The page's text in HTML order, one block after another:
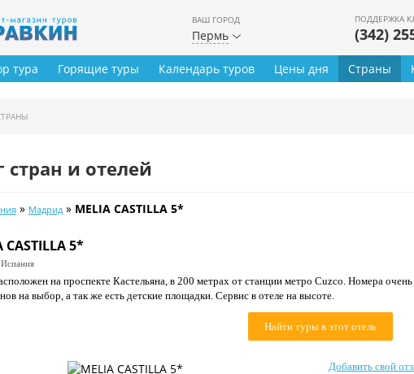
ВАШ ГОРОД
Пермь
ПОДДЕРЖКА
(342)
тура Горящие туры Календарь туров Цены дня Страны
стран и отелей
» Мадрид » MELIA CASTILLA 5*
CASTILLA 5*
Испания
на проспекте Кастельяна, в 200 метрах от станции метро Cuzco. Номера
на выбор, а так же есть детские площадки. Сервис в отеле на высоте.
Найти туры в этот отель
Добавить свой